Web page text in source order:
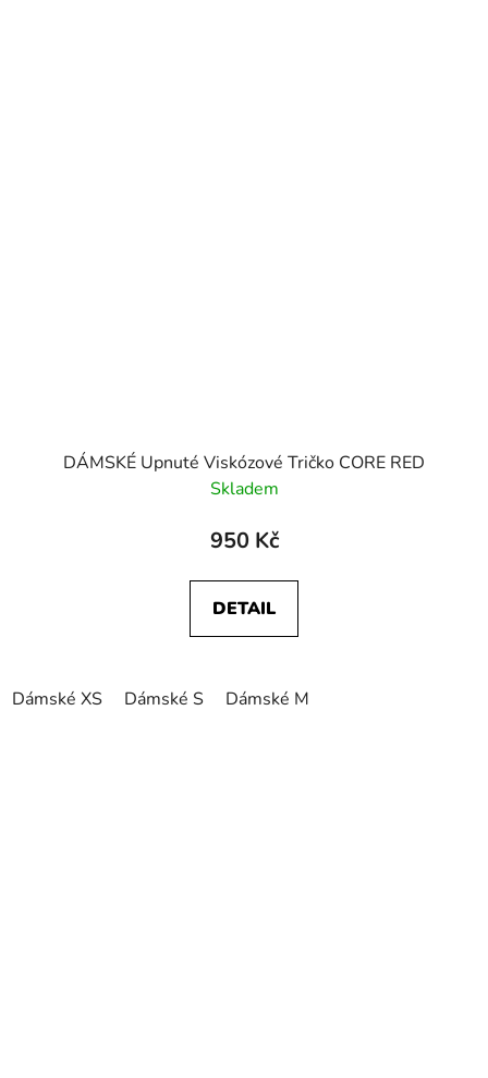
DÁMSKÉ Upnuté Viskózové Tričko CORE RED
Skladem
950 Kč
DETAIL
Dámské XS Dámské S Dámské M